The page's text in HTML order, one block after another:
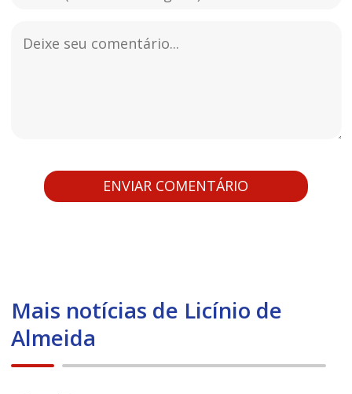
Mais notícias de Licínio de
Almeida